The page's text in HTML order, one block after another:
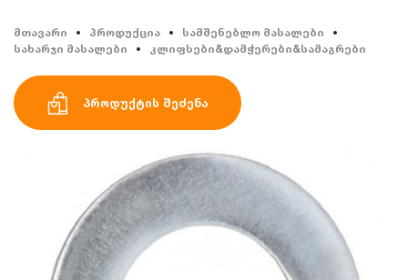
მთავარი პროდუქცია
სამშენებლო მასალები
სახარჯი მასალები
კლიფსები&დამჭერები&სამაგრები
პროდუქტის შეძენა